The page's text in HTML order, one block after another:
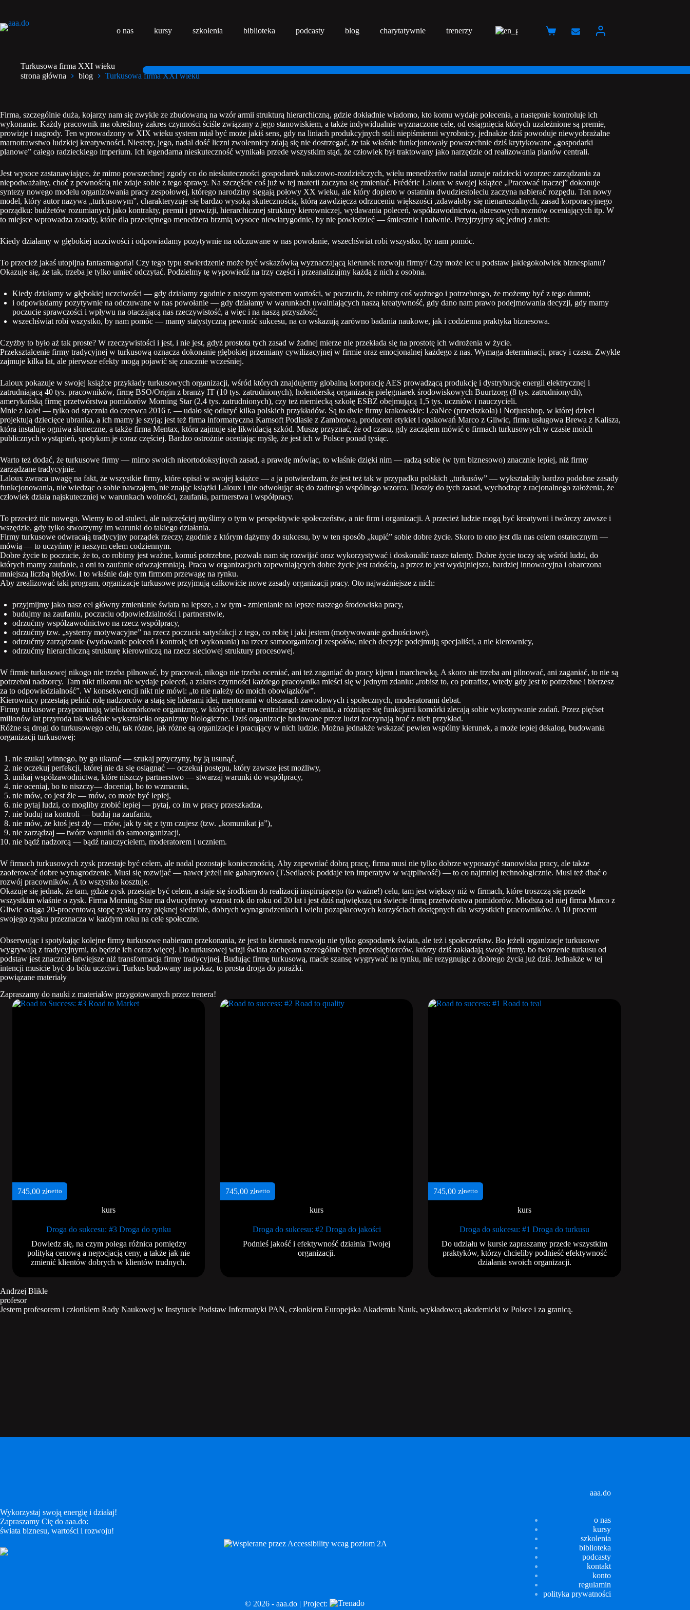
treści
o nas
kursy szkolenia biblioteka podcasty blog charytatywnie trenerzy Koszyk
Turkusowa firma XXI wieku
strona główna
blog Turkusowa firma XXI wieku
Firma, szczególnie duża, kojarzy nam się zwykle ze zbudowaną na wzór armii strukturą hierarchiczną, gdzie dokładnie wiadomo, kto komu wydaje polecenia, a następnie kontroluje ich
wykonanie. Każdy pracownik ma określony zakres czynności ściśle związany z jego stanowiskiem, a także indywidualnie wyznaczone cele, od osiągnięcia których uzależnione są premie,
prowizje i nagrody. Ten wprowadzony w XIX wieku system miał być może jakiś sens, gdy na liniach produkcyjnych stali niepiśmienni wyrobnicy, jednakże dziś powoduje niewyobrażalne
marnotrawstwo ludzkiej kreatywności. Niestety, jego, nadal dość liczni zwolennicy zdają się nie dostrzegać, że tak właśnie funkcjonowały powszechnie dziś krytykowane „gospodarki
planowe” całego radzieckiego imperium. Ich legendarna nieskuteczność wynikała przede wszystkim stąd, że człowiek był traktowany jako narzędzie od realizowania planów centrali.
Jest wysoce zastanawiające, że mimo powszechnej zgody co do nieskuteczności gospodarek nakazowo-rozdzielczych, wielu menedżerów nadal uznaje radziecki wzorzec zarządzania za
niepodważalny, choć z pewnością nie zdaje sobie z tego sprawy. Na szczęście coś już w tej materii zaczyna się zmieniać. Frédéric Laloux w swojej książce „Pracować inaczej” dokonuje
syntezy nowego modelu organizowania pracy zespołowej, którego narodziny sięgają połowy XX wieku, ale który dopiero w ostatnim dwudziestoleciu zaczyna nabierać rozpędu. Ten nowy
model, który autor nazywa „turkusowym”, charakteryzuje się bardzo wysoką skutecznością, którą zawdzięcza odrzuceniu większości ,zdawałoby się nienaruszalnych, zasad korporacyjnego
porządku: budżetów rozumianych jako kontrakty, premii i prowizji, hierarchicznej struktury kierowniczej, wydawania poleceń, współzawodnictwa, okresowych rozmów oceniających itp. W
to miejsce wprowadza zasady, które dla przeciętnego menedżera brzmią wysoce niewiarygodnie, by nie powiedzieć — śmiesznie i naiwnie. Przyjrzyjmy się jednej z nich:
Kiedy działamy w głębokiej uczciwości i odpowiadamy pozytywnie na odczuwane w nas powołanie, wszechświat robi wszystko, by nam pomóc.
To przecież jakaś utopijna fantasmagoria! Czy tego typu stwierdzenie może być wskazówką wyznaczającą kierunek rozwoju firmy? Czy może lec u podstaw jakiegokolwiek biznesplanu?
Okazuje się, że tak, trzeba je tylko umieć odczytać. Podzielmy tę wypowiedź na trzy części i przeanalizujmy każdą z nich z osobna.
Kiedy działamy w głębokiej uczciwości — gdy działamy zgodnie z naszym systemem wartości, w poczuciu, że robimy coś ważnego i potrzebnego, że możemy być z tego dumni;
i odpowiadamy pozytywnie na odczuwane w nas powołanie — gdy działamy w warunkach uwalniających naszą kreatywność, gdy dano nam prawo podejmowania decyzji, gdy mamy
poczucie sprawczości i wpływu na otaczającą nas rzeczywistość, a więc i na naszą przyszłość;
wszechświat robi wszystko, by nam pomóc — mamy statystyczną pewność sukcesu, na co wskazują zarówno badania naukowe, jak i codzienna praktyka biznesowa.
Czyżby to było aż tak proste? W rzeczywistości i jest, i nie jest, gdyż prostota tych zasad w żadnej mierze nie przekłada się na prostotę ich wdrożenia w życie.
Przekształcenie firmy tradycyjnej w turkusową oznacza dokonanie głębokiej przemiany cywilizacyjnej w firmie oraz emocjonalnej każdego z nas. Wymaga determinacji, pracy i czasu. Zwykle
zajmuje kilka lat, ale pierwsze efekty mogą pojawić się znacznie wcześniej.
Laloux pokazuje w swojej książce przykłady turkusowych organizacji, wśród których znajdujemy globalną korporację AES prowadzącą produkcję i dystrybucję energii elektrycznej i
zatrudniającą 40 tys. pracowników, firmę BSO/Origin z branży IT (10 tys. zatrudnionych), holenderską organizację pielęgniarek środowiskowych Buurtzorg (8 tys. zatrudnionych),
amerykańską firmę przetwórstwa pomidorów Morning Star (2,4 tys. zatrudnionych), czy też niemiecką szkołę ESBZ obejmującą 1,5 tys. uczniów i nauczycieli.
Mnie z kolei — tylko od stycznia do czerwca 2016 r. — udało się odkryć kilka polskich przykładów. Są to dwie firmy krakowskie: LeaNce (przedszkola) i Notjustshop, w której dzieci
projektują dziecięce ubranka, a ich mamy je szyją; jest też firma informatyczna Kamsoft Podlasie z Zambrowa, producent etykiet i opakowań Marco z Gliwic, firma usługowa Brewa z Kalisza,
która instaluje ogniwa słoneczne, a także firma Mentax, która zajmuje się likwidacją szkód. Muszę przyznać, że od czasu, gdy zacząłem mówić o firmach turkusowych w czasie moich
publicznych wystąpień, spotykam je coraz częściej. Bardzo ostrożnie oceniając myślę, że jest ich w Polsce ponad tysiąc.
Warto też dodać, że turkusowe firmy — mimo swoich nieortodoksyjnych zasad, a prawdę mówiąc, to właśnie dzięki nim — radzą sobie (w tym biznesowo) znacznie lepiej, niż firmy
zarządzane tradycyjnie.
Laloux zwraca uwagę na fakt, że wszystkie firmy, które opisał w swojej książce — a ja potwierdzam, że jest też tak w przypadku polskich „turkusów” — wykształciły bardzo podobne zasady
funkcjonowania, nie wiedząc o sobie nawzajem, nie znając książki Laloux i nie odwołując się do żadnego wspólnego wzorca. Doszły do tych zasad, wychodząc z racjonalnego założenia, że
człowiek działa najskuteczniej w warunkach wolności, zaufania, partnerstwa i współpracy.
To przecież nic nowego. Wiemy to od stuleci, ale najczęściej myślimy o tym w perspektywie społeczeństw, a nie firm i organizacji. A przecież ludzie mogą być kreatywni i twórczy zawsze i
wszędzie, gdy tylko stworzymy im warunki do takiego działania.
Firmy turkusowe odwracają tradycyjny porządek rzeczy, zgodnie z którym dążymy do sukcesu, by w ten sposób „kupić” sobie dobre życie. Skoro to ono jest dla nas celem ostatecznym —
mówią — to uczyńmy je naszym celem codziennym.
Dobre życie to poczucie, że to, co robimy jest ważne, komuś potrzebne, pozwala nam się rozwijać oraz wykorzystywać i doskonalić nasze talenty. Dobre życie toczy się wśród ludzi, do
których mamy zaufanie, a oni to zaufanie odwzajemniają. Praca w organizacjach zapewniających dobre życie jest radością, a przez to jest wydajniejsza, bardziej innowacyjna i obarczona
mniejszą liczbą błędów. I to właśnie daje tym firmom przewagę na rynku.
Aby zrealizować taki program, organizacje turkusowe przyjmują całkowicie nowe zasady organizacji pracy. Oto najważniejsze z nich:
przyjmijmy jako nasz cel główny zmienianie świata na lepsze, a w tym - zmienianie na lepsze naszego środowiska pracy,
budujmy na zaufaniu, poczuciu odpowiedzialności i partnerstwie,
odrzućmy współzawodnictwo na rzecz współpracy,
odrzućmy tzw. „systemy motywacyjne” na rzecz poczucia satysfakcji z tego, co robię i jaki jestem (motywowanie godnościowe),
odrzućmy zarządzanie (wydawanie poleceń i kontrolę ich wykonania) na rzecz samoorganizacji zespołów, niech decyzje podejmują specjaliści, a nie kierownicy,
odrzućmy hierarchiczną strukturę kierowniczą na rzecz sieciowej struktury procesowej.
W firmie turkusowej nikogo nie trzeba pilnować, by pracował, nikogo nie trzeba oceniać, ani też zaganiać do pracy kijem i marchewką. A skoro nie trzeba ani pilnować, ani zaganiać, to nie są
potrzebni nadzorcy. Tam nikt nikomu nie wydaje poleceń, a zakres czynności każdego pracownika mieści się w jednym zdaniu: „robisz to, co potrafisz, wtedy gdy jest to potrzebne i bierzesz
za to odpowiedzialność”. W konsekwencji nikt nie mówi: „to nie należy do moich obowiązków”.
Kierownicy przestają pełnić rolę nadzorców a stają się liderami idei, mentorami w obszarach zawodowych i społecznych, moderatorami debat.
Firmy turkusowe przypominają wielokomórkowe organizmy, w których nie ma centralnego sterowania, a różniące się funkcjami komórki zlecają sobie wykonywanie zadań. Przez pięćset
milionów lat przyroda tak właśnie wykształciła organizmy biologiczne. Dziś organizacje budowane przez ludzi zaczynają brać z nich przykład.
Różne są drogi do turkusowego celu, tak różne, jak różne są organizacje i pracujący w nich ludzie. Można jednakże wskazać pewien wspólny kierunek, a może lepiej dekalog, budowania
organizacji turkusowej:
nie szukaj winnego, by go ukarać — szukaj przyczyny, by ją usunąć,
nie oczekuj perfekcji, której nie da się osiągnąć — oczekuj postępu, który zawsze jest możliwy,
unikaj współzawodnictwa, które niszczy partnerstwo — stwarzaj warunki do współpracy,
nie oceniaj, bo to niszczy— doceniaj, bo to wzmacnia,
nie mów, co jest źle — mów, co może być lepiej,
nie pytaj ludzi, co mogliby zrobić lepiej — pytaj, co im w pracy przeszkadza,
nie buduj na kontroli — buduj na zaufaniu,
nie mów, że ktoś jest zły — mów, jak ty się z tym czujesz (tzw. „komunikat ja”),
nie zarządzaj — twórz warunki do samoorganizacji,
nie bądź nadzorcą — bądź nauczycielem, moderatorem i uczniem.
W firmach turkusowych zysk przestaje być celem, ale nadal pozostaje koniecznością. Aby zapewniać dobrą pracę, firma musi nie tylko dobrze wyposażyć stanowiska pracy, ale także
zaoferować dobre wynagrodzenie. Musi się rozwijać — nawet jeżeli nie gabarytowo (T.Sedlacek poddaje ten imperatyw w wątpliwość) — to co najmniej technologicznie. Musi też dbać o
rozwój pracowników. A to wszystko kosztuje.
Okazuje się jednak, że tam, gdzie zysk przestaje być celem, a staje się środkiem do realizacji inspirującego (to ważne!) celu, tam jest większy niż w firmach, które troszczą się przede
wszystkim właśnie o zysk. Firma Morning Star ma dwucyfrowy wzrost rok do roku od 20 lat i jest dziś największą na świecie firmą przetwórstwa pomidorów. Młodsza od niej firma Marco z
Gliwic osiąga 20-procentową stopę zysku przy pięknej siedzibie, dobrych wynagrodzeniach i wielu pozapłacowych korzyściach dostępnych dla wszystkich pracowników. A 10 procent
swojego zysku przeznacza w każdym roku na cele społeczne.
Obserwując i spotykając kolejne firmy turkusowe nabieram przekonania, że jest to kierunek rozwoju nie tylko gospodarek świata, ale też i społeczeństw. Bo jeżeli organizacje turkusowe
wygrywają z tradycyjnymi, to będzie ich coraz więcej. Do turkusowej wizji świata zachęcam szczególnie tych przedsiębiorców, którzy dziś zakładają swoje firmy, bo tworzenie turkusu od
podstaw jest znacznie łatwiejsze niż transformacja firmy tradycyjnej. Budując firmę turkusową, macie szansę wygrywać na rynku, nie rezygnując z dobrego życia już dziś. Jednakże w tej
intencji musicie być do bólu uczciwi. Turkus budowany na pokaz, to prosta droga do porażki.
powiązane materiały
Zapraszamy do nauki z materiałów przygotowanych przez trenera!
745,00 złnetto
kurs
Droga do sukcesu: #3 Droga do rynku
Dowiedz się, na czym polega różnica pomiędzy
polityką cenową a negocjacją ceny, a także jak nie
zmienić klientów dobrych w klientów trudnych.
745,00złnetto
kurs
Droga do sukcesu: #2 Droga do jakości
Podnieś jakość i efektywność działnia Twojej
organizacji.
745,00złnetto
kurs
Droga do sukcesu: #1 Droga do turkusu
Do udziału w kursie zapraszamy przede wszystkim
praktyków, którzy chcieliby podnieść efektywność
działania swoich organizacji.
Andrzej Blikle
profesor
Jestem profesorem i członkiem Rady Naukowej w Instytucie Podstaw Informatyki PAN, członkiem Europejska Akademia Nauk, wykładowcą akademicki w Polsce i za granicą.
Wykorzystaj swoją energię i działaj!
Zapraszamy Cię do aaa.do:
świata biznesu, wartości i rozwoju!
LinkedIn
aaa.do
o nas
kursy
szkolenia
biblioteka
podcasty
kontakt
konto
regulamin
polityka prywatności
© 2026 - aaa.do | Project: